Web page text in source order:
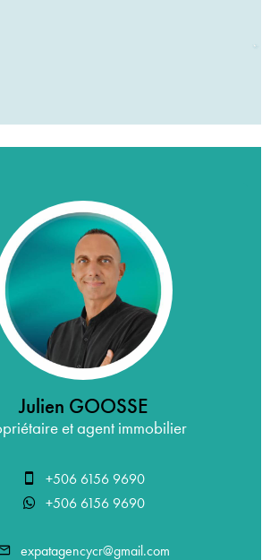
Julien GOOSSE
et agent immobilier
+506 6156 9690
+506 6156 9690
expatagencycr@gmail.com